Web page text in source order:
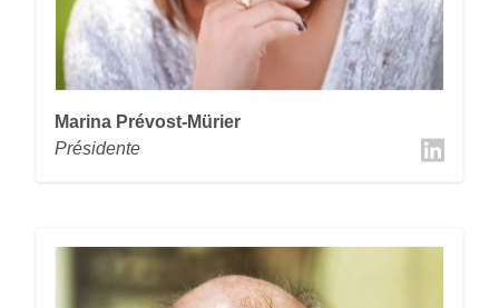
Marina Prévost-Mürier
Présidente